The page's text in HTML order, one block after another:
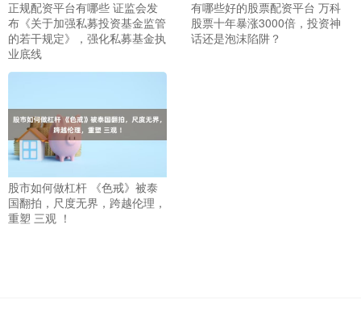
正规配资平台有哪些 证监会发
布《关于加强私募投资基金监管
的若干规定》，强化私募基金执
业底线
有哪些好的股票配资平台 万科
股票十年暴涨3000倍，投资神
话还是泡沫陷阱？
股市如何做杠杆 《色戒》被泰
国翻拍，尺度无界，跨越伦理，
重塑 三观 ！